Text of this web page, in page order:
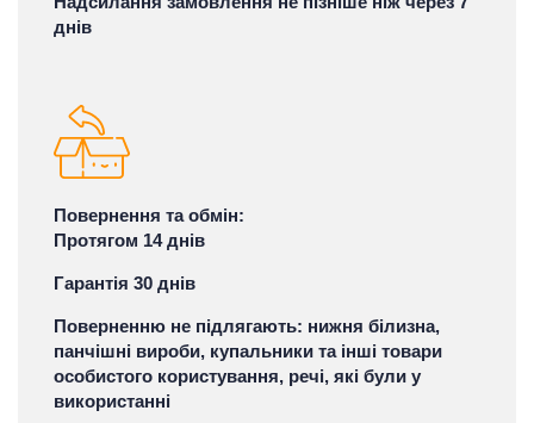
днів
Повернення та обмін:
Протягом 14 днів
Гарантія 30 днів
Поверненню не підлягають: нижня білизна,
панчішні вироби, купальники та інші товари
особистого користування, речі, які були у
використанні